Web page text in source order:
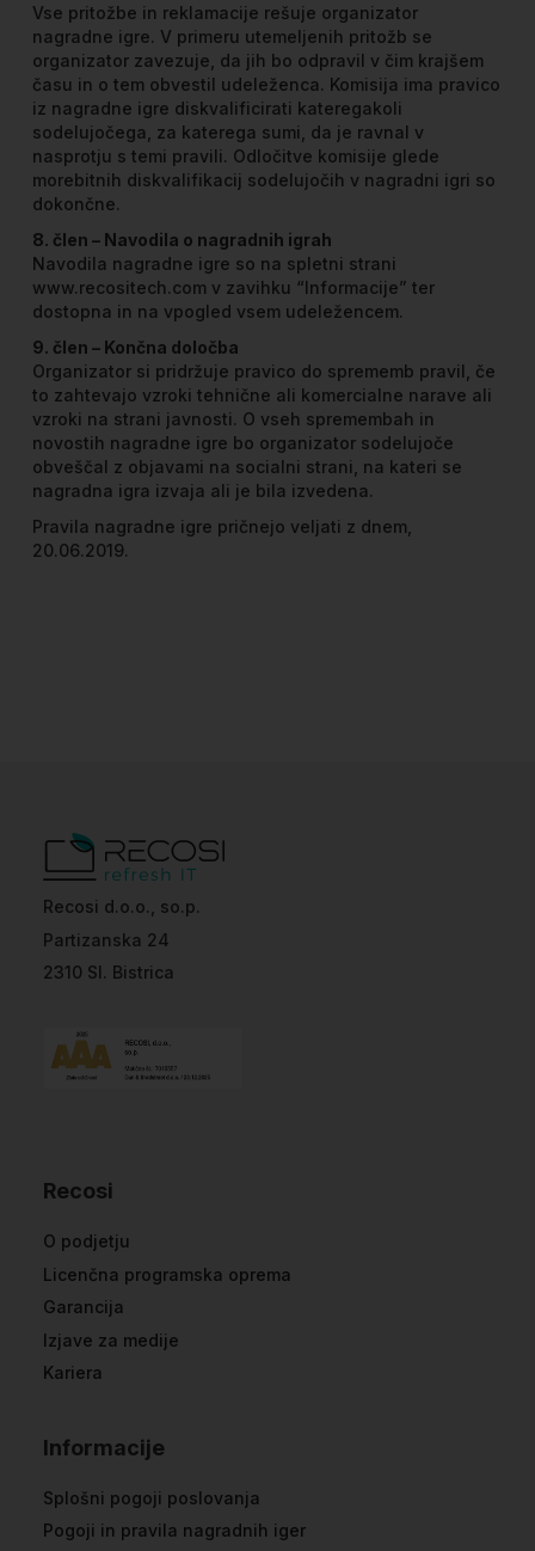
Vse pritožbe in reklamacije rešuje organizator
nagradne igre. V primeru utemeljenih pritožb se
organizator zavezuje, da jih bo odpravil v čim krajšem
času in o tem obvestil udeleženca. Komisija ima pravico
iz nagradne igre diskvalificirati kateregakoli
sodelujočega, za katerega sumi, da je ravnal v
nasprotju s temi pravili. Odločitve komisije glede
morebitnih diskvalifikacij sodelujočih v nagradni igri so
dokončne.
8. člen – Navodila o nagradnih igrah
Navodila nagradne igre so na spletni strani
www.recositech.com v zavihku “Informacije” ter
dostopna in na vpogled vsem udeležencem.
9. člen – Končna določba
Organizator si pridržuje pravico do sprememb pravil, če
to zahtevajo vzroki tehnične ali komercialne narave ali
vzroki na strani javnosti. O vseh spremembah in
novostih nagradne igre bo organizator sodelujoče
obveščal z objavami na socialni strani, na kateri se
nagradna igra izvaja ali je bila izvedena.
Pravila nagradne igre pričnejo veljati z dnem,
20.06.2019.
Recosi d.o.o., so.p.
Partizanska 24
2310 Sl. Bistrica
Recosi
O podjetju
Licenčna programska oprema
Garancija
Izjave za medije
Kariera
Informacije
Splošni pogoji poslovanja
Pogoji in pravila nagradnih iger